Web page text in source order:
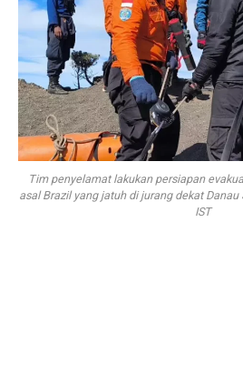
Tim penyelamat lakukan persiapan
asal Brazil yang jatuh di jurang dekat Danau
IST